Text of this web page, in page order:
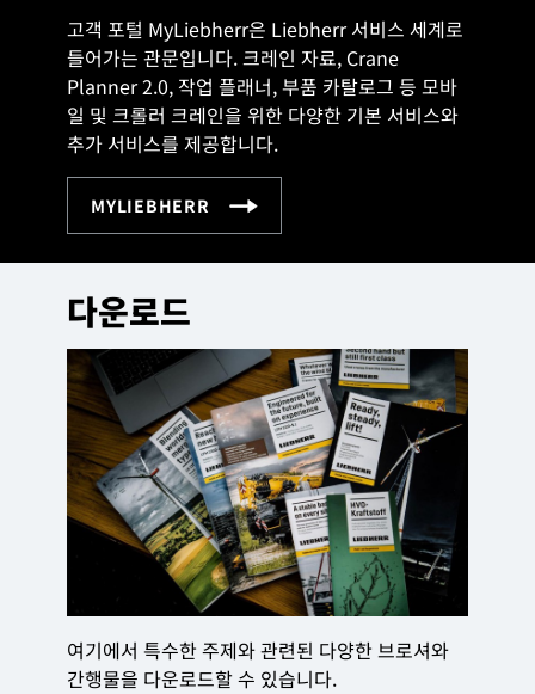
고객 포털 MyLiebherr은 Liebherr 서비스 세계로
들어가는 관문입니다. 크레인 자료, Crane
Planner 2.0, 작업 플래너, 부품 카탈로그 등 모바
일 및 크롤러 크레인을 위한 다양한 기본 서비스와
추가 서비스를 제공합니다.
다운로드
여기에서 특수한 주제와 관련된 다양한 브로셔와
간행물을 다운로드할 수 있습니다.